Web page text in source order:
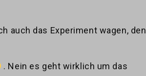
auch das Experiment wagen, den
. Nein es geht wirklich um das